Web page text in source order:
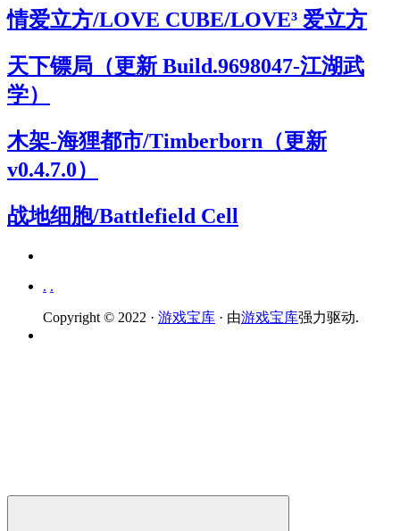
情爱立方/LOVE CUBE/LOVE³ 爱立方
天下镖局（更新 Build.9698047-江湖武
学）
木架-海狸都市/Timberborn（更新
v0.4.7.0）
战地细胞/Battlefield Cell
. .
Copyright © 2022 · 游戏宝库 · 由游戏宝库强力驱动.